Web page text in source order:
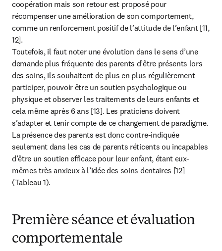
coopération mais son retour est proposé pour
récompenser une amélioration de son comportement,
comme un renforcement positif de l’attitude de l’enfant [11,
12].
Toutefois, il faut noter une évolution dans le sens d’une
demande plus fréquente des parents d’être présents lors
des soins, ils souhaitent de plus en plus régulièrement
participer, pouvoir être un soutien psychologique ou
physique et observer les traitements de leurs enfants et
cela même après 6 ans [13]. Les praticiens doivent
s’adapter et tenir compte de ce changement de paradigme.
La présence des parents est donc contre-indiquée
seulement dans les cas de parents réticents ou incapables
d’être un soutien efficace pour leur enfant, étant eux-
mêmes très anxieux à l’idée des soins dentaires [12]
(Tableau 1).
Première séance et évaluation
comportementale